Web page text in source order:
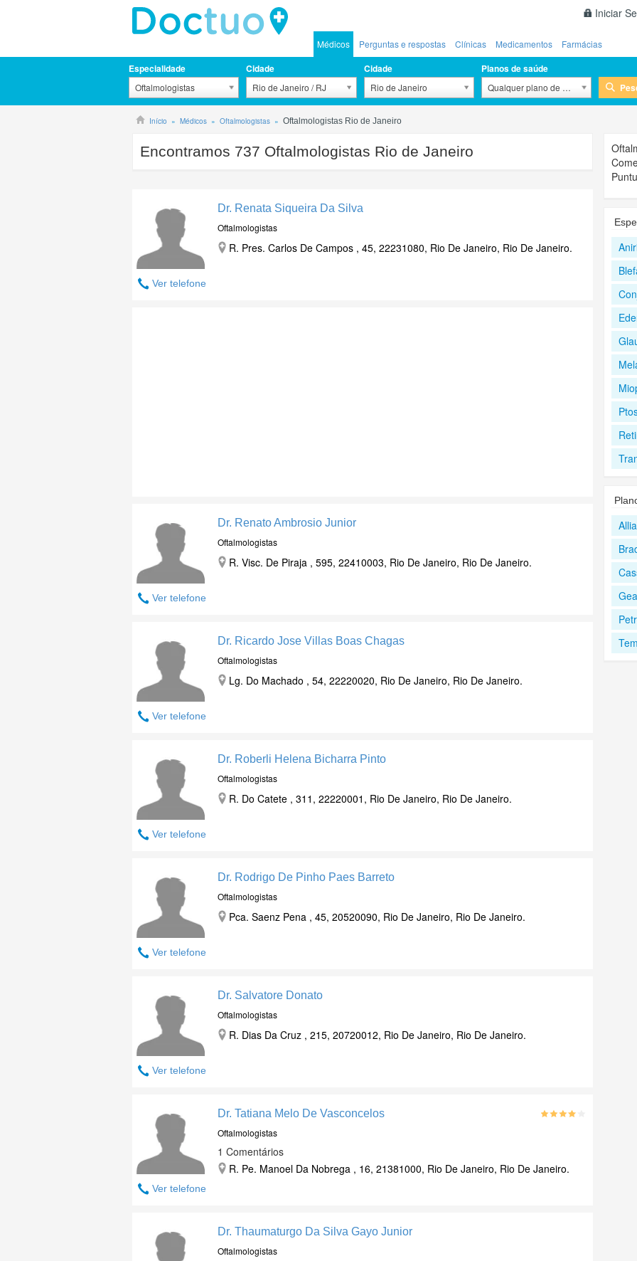
Iniciar
Médicos Perguntas e respostas Clínicas Medicamentos Farmácias
Especialidade
Oftalmologistas
Cidade
Rio de Janeiro / RJ
Cidade
Rio de Janeiro
Planos de saúde
Qualquer plano de saúde
Início Médicos Oftalmologistas Oftalmologistas Rio de Janeiro
Encontramos 737 Oftalmologistas Rio de Janeiro
Ver telefone
Dr. Renata Siqueira Da Silva
Oftalmologistas
R. Pres. Carlos De Campos , 45, 22231080, Rio De Janeiro, Rio De Janeiro.
Ver telefone
Dr. Renato Ambrosio Junior
Oftalmologistas
R. Visc. De Piraja , 595, 22410003, Rio De Janeiro, Rio De Janeiro.
Ver telefone
Dr. Ricardo Jose Villas Boas Chagas
Oftalmologistas
Lg. Do Machado , 54, 22220020, Rio De Janeiro, Rio De Janeiro.
Ver telefone
Dr. Roberli Helena Bicharra Pinto
Oftalmologistas
R. Do Catete , 311, 22220001, Rio De Janeiro, Rio De Janeiro.
Ver telefone
Dr. Rodrigo De Pinho Paes Barreto
Oftalmologistas
Pca. Saenz Pena , 45, 20520090, Rio De Janeiro, Rio De Janeiro.
Ver telefone
Dr. Salvatore Donato
Oftalmologistas
R. Dias Da Cruz , 215, 20720012, Rio De Janeiro, Rio De Janeiro.
Ver telefone
Dr. Tatiana Melo De Vasconcelos
Oftalmologistas
1 Comentários
R. Pe. Manoel Da Nobrega , 16, 21381000, Rio De Janeiro, Rio De Janeiro.
Dr. Thaumaturgo Da Silva Gayo Junior
Oftalmologistas